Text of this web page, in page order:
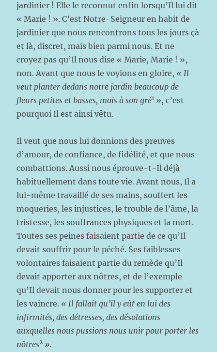
jardinier ! Elle le reconnut enfin lorsqu’Il lui dit
« Marie ! ». C’est Notre-Seigneur en habit de
jardinier que nous rencontrons tous les jours çà
et là, discret, mais bien parmi nous. Et ne
croyez pas qu’Il nous dise « Marie, Marie ! »,
non. Avant que nous le voyions en gloire, « Il
veut planter dedans notre jardin beaucoup de
fleurs petites et basses, mais à son gré1 », c’est
pourquoi Il est ainsi vêtu.
Il veut que nous lui donnions des preuves
d’amour, de confiance, de fidélité, et que nous
combattions. Aussi nous éprouve-t-Il déjà
habituellement dans toute vie. Avant nous, Il a
lui-même travaillé de ses mains, souffert les
moqueries, les injustices, le trouble de l’âme, la
tristesse, les souffrances physiques et la mort.
Toutes ses peines faisaient partie de ce qu’Il
devait souffrir pour le péché. Ses faiblesses
volontaires faisaient partie du remède qu’Il
devait apporter aux nôtres, et de l’exemple
qu’Il devait nous donner pour les supporter et
les vaincre. « Il fallait qu’il y eût en lui des
infirmités, des détresses, des désolations
auxquelles nous pussions nous unir pour porter les
nôtres2 ».